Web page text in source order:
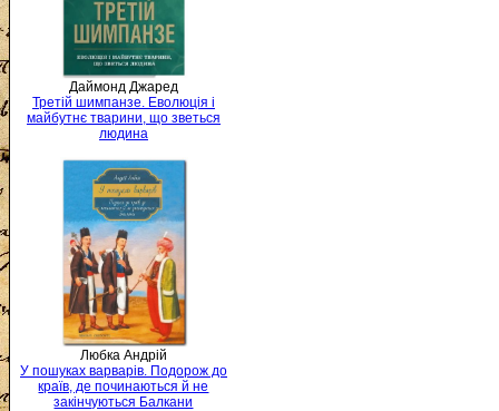
Даймонд Джаред
Третій шимпанзе. Еволюція і
майбутнє тварини, що зветься
людина
Любка Андрій
У пошуках варварів. Подорож до
країв, де починаються й не
закінчуються Балкани